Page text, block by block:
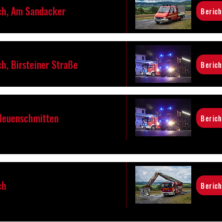
Am Sandacker
Birsteiner Straße